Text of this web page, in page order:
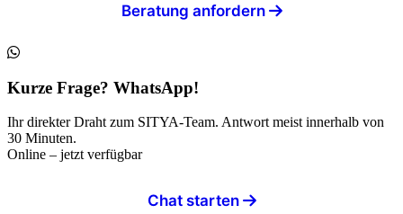
Beratung anfordern
Kurze Frage? WhatsApp!
Ihr direkter Draht zum SITYA-Team. Antwort meist innerhalb von
30 Minuten.
Online – jetzt verfügbar
Chat starten